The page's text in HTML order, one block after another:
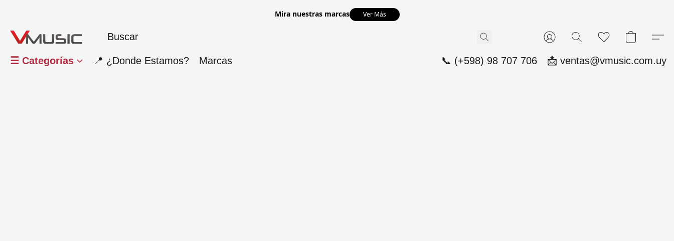
Mira nuestras marcas Ver Más
☰ Categorías 📍 ¿Donde Estamos? Marcas 📞 (+598) 98 707 706 📩 ventas@vmusic.com.uy